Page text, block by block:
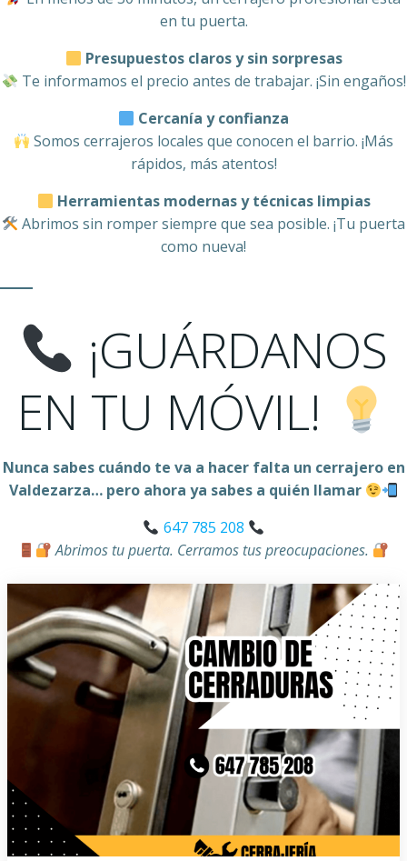
en tu puerta.
Presupuestos claros y sin sorpresas
Te informamos el precio antes de trabajar. ¡Sin engaños!
Cercanía y confianza
Somos cerrajeros locales que conocen el barrio. ¡Más
rápidos, más atentos!
Herramientas modernas y técnicas limpias
Abrimos sin romper siempre que sea posible. ¡Tu puerta
como nueva!
¡GUÁRDANOS
EN TU MÓVIL!
Nunca sabes cuándo te va a hacer falta un cerrajero en
Valdezarza… pero ahora ya sabes a quién llamar
647 785 208
Abrimos tu puerta. Cerramos tus preocupaciones.